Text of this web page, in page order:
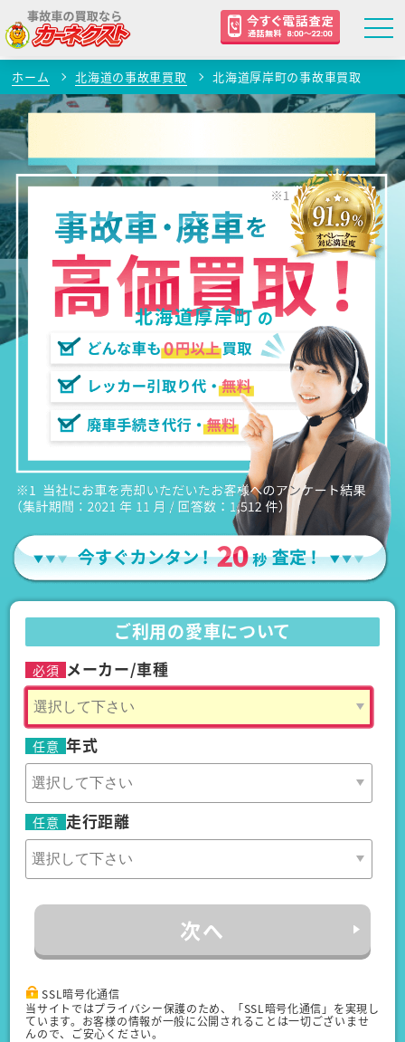
ホーム 北海道の事故車買取 北海道厚岸町の事故車買取
北海道厚岸町の
ご利用の愛車について
必須 メーカー/車種
任意 年式
任意 走行距離
次へ
SSL暗号化通信
当サイトではプライバシー保護のため、「SSL暗号化通信」を実現し
ています。お客様の情報が一般に公開されることは一切ございませ
んので、ご安心ください。